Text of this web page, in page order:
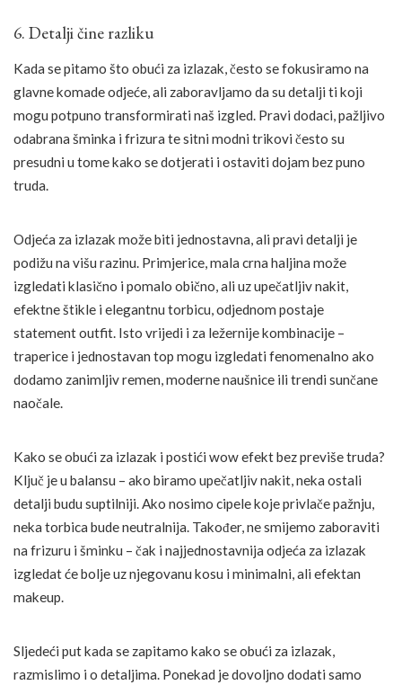
6. Detalji čine razliku
Kada se pitamo što obući za izlazak, često se fokusiramo na
glavne komade odjeće, ali zaboravljamo da su detalji ti koji
mogu potpuno transformirati naš izgled. Pravi dodaci, pažljivo
odabrana šminka i frizura te sitni modni trikovi često su
presudni u tome kako se dotjerati i ostaviti dojam bez puno
truda.
Odjeća za izlazak može biti jednostavna, ali pravi detalji je
podižu na višu razinu. Primjerice, mala crna haljina može
izgledati klasično i pomalo obično, ali uz upečatljiv nakit,
efektne štikle i elegantnu torbicu, odjednom postaje
statement outfit. Isto vrijedi i za ležernije kombinacije –
traperice i jednostavan top mogu izgledati fenomenalno ako
dodamo zanimljiv remen, moderne naušnice ili trendi sunčane
naočale.
Kako se obući za izlazak i postići wow efekt bez previše truda?
Ključ je u balansu – ako biramo upečatljiv nakit, neka ostali
detalji budu suptilniji. Ako nosimo cipele koje privlače pažnju,
neka torbica bude neutralnija. Također, ne smijemo zaboraviti
na frizuru i šminku – čak i najjednostavnija odjeća za izlazak
izgledat će bolje uz njegovanu kosu i minimalni, ali efektan
makeup.
Sljedeći put kada se zapitamo kako se obući za izlazak,
razmislimo i o detaljima. Ponekad je dovoljno dodati samo